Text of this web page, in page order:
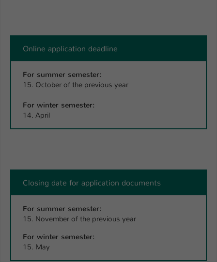
Online application deadline
For summer semester:
15. October of the previous year
For winter semester:
14. April
Closing date for application documents
For summer semester:
15. November of the previous year
For winter semester:
15. May